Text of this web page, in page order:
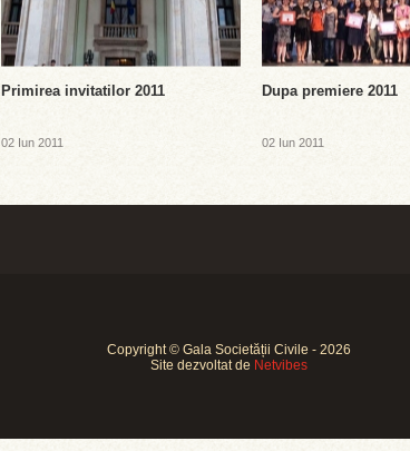
Primirea invitatilor 2011
02 Iun 2011
Dupa premiere 2011
02 Iun 2011
Copyright © Gala Societății Civile - 2026
Site dezvoltat de Netvibes